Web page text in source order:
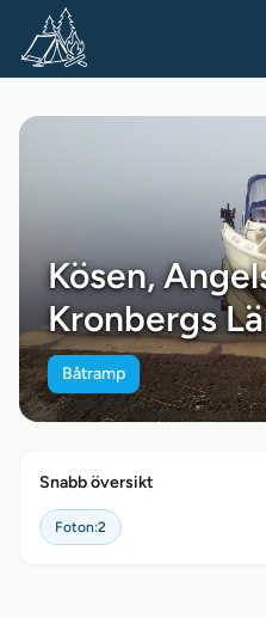
Kösen,
Kronbergs
Båtramp
Snabb översikt
Foton:2